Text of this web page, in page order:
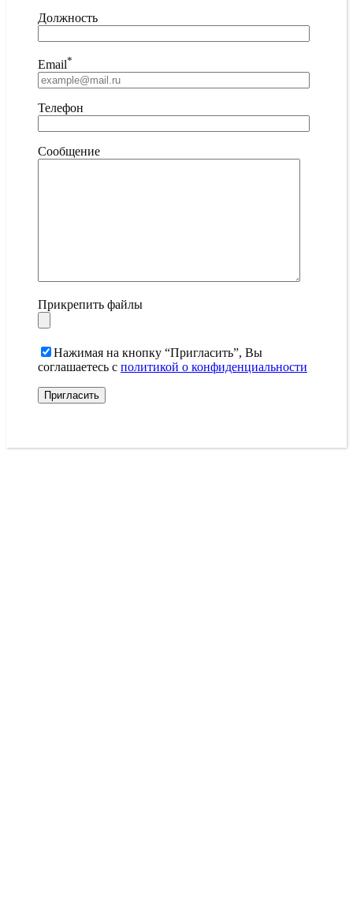
Должность
Email*
Телефон
Сообщение
Прикрепить файлы
Нажимая на кнопку “Пригласить”, Вы
соглашаетесь с политикой о конфиденциальности